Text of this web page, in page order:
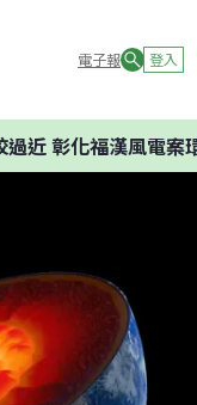
電子報 登入
彰化福漢風電案環